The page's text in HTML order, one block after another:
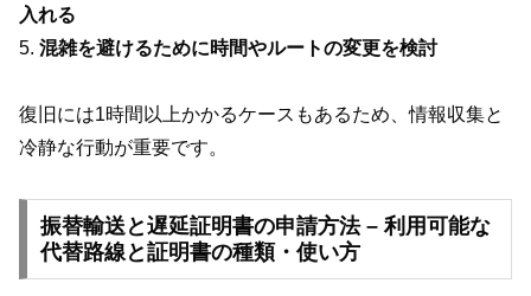
入れる
5. 混雑を避けるために時間やルートの変更を検討
復旧には1時間以上かかるケースもあるため、情報収集と
冷静な行動が重要です。
振替輸送と遅延証明書の申請方法 – 利用可能な
代替路線と証明書の種類・使い方